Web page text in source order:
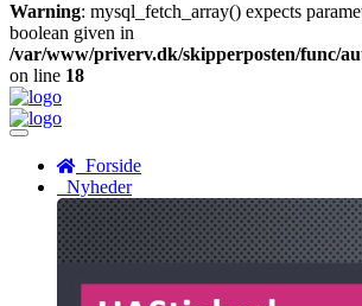
Warning: mysql_fetch_array() expects
boolean given in
/var/www/priverv.dk/skipperposten/func/
on line 18
Menu
Forside
Nyheder